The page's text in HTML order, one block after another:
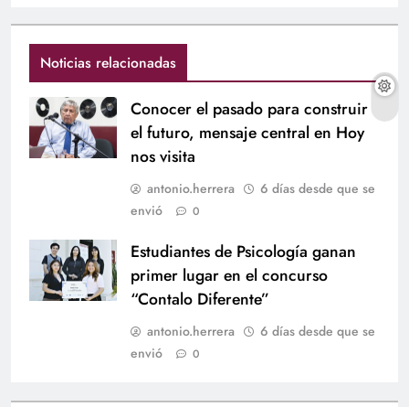
Noticias relacionadas
Conocer el pasado para construir
el futuro, mensaje central en Hoy
nos visita
antonio.herrera
6 días desde que se
envió
0
Estudiantes de Psicología ganan
primer lugar en el concurso
“Contalo Diferente”
antonio.herrera
6 días desde que se
envió
0